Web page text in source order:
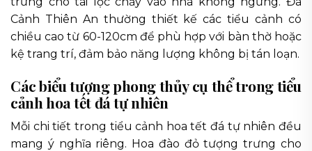
Cảnh Thiên An thường thiết kế các tiểu cảnh có
chiều cao từ 60-120cm để phù hợp với bàn thờ hoặc
kệ trang trí, đảm bảo năng lượng không bị tán loạn.
Các biểu tượng phong thủy cụ thể trong tiểu
cảnh hoa tết đá tự nhiên
Mỗi chi tiết trong tiểu cảnh hoa tết đá tự nhiên đều
mang ý nghĩa riêng. Hoa đào đỏ tượng trưng cho